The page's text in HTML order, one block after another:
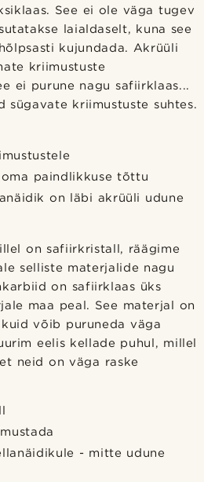
See ei ole väga tugev
laialdaselt, kuna see
kujundada. Akrüüli
kriimustuste
ei purune nagu safiirklaas...
sügavate kriimustuste suhtes.
paindlikkuse tõttu
on läbi akrüüli udune
on safiirkristall, räägime
selliste materjalide nagu
on safiirklaas üks
maa peal. See materjal on
võib puruneda väga
eelis kellade puhul, millel
neid on väga raske
- mitte udune